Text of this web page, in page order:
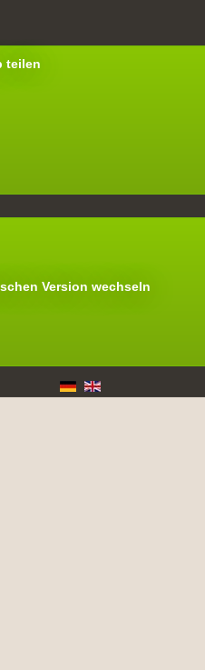
teilen
Version wechseln